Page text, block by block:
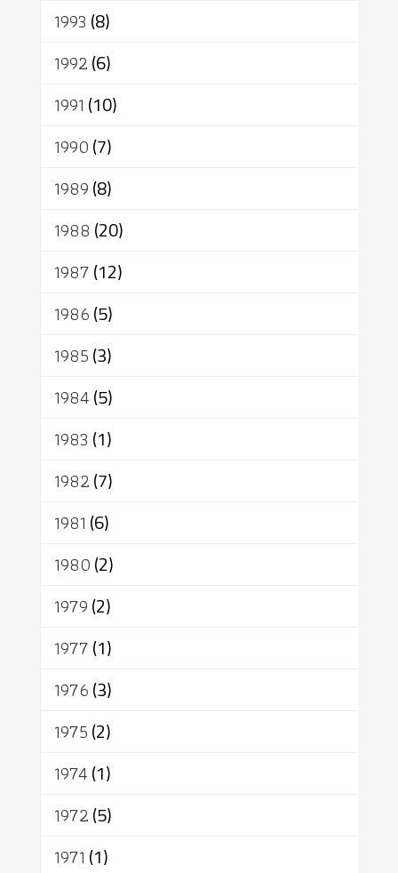
1993 (8)
1992(6)
1991 (10)
1990(7)
1989(8)
1988 (20)
1987(12)
1986(5)
1985(3)
1984(5)
1983 (1)
1982(7)
1981 (6)
1980(2)
1979(2)
1977(1)
1976(3)
1975(2)
1974(1)
1972(5)
1971 (1)